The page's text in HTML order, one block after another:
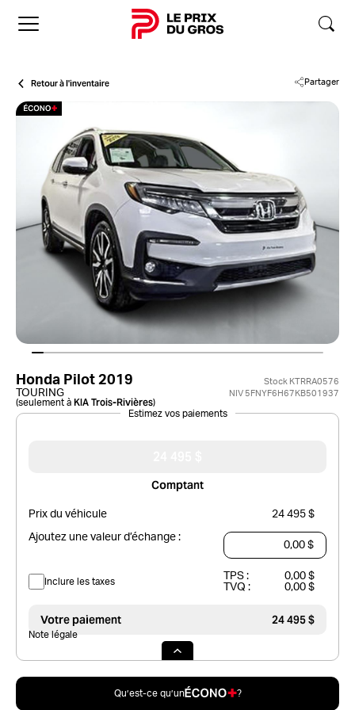
Accueil
Retour à l'inventaire Partager
Honda Pilot 2019 Stock KTRRA0576
TOURING NIV 5FNYF6H67KB501937
(seulement à KIA Trois-Rivières)
Estimez vos paiements
Comptant
Prix du véhicule 24 495 $
Ajoutez une valeur d’échange :
Inclure les taxes TPS :
0,00 $
TVQ :
0,00 $
Votre paiement 24 495 $
Note légale
Qu’est-ce qu’un ?